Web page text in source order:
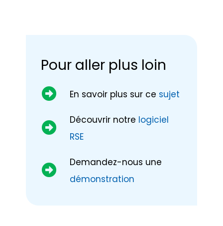
Pour aller plus loin
En savoir plus sur ce sujet
Découvrir notre logiciel
RSE
Demandez-nous une
démonstration